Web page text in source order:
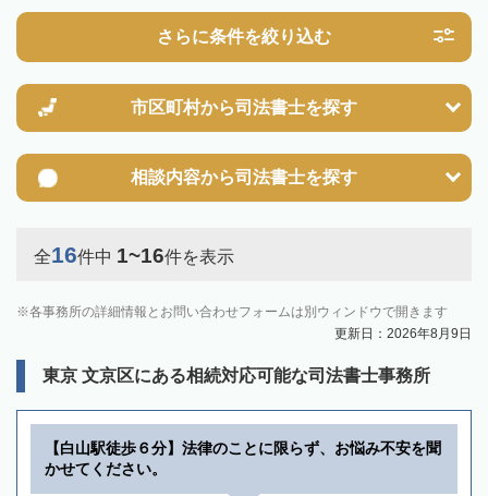
さらに条件を絞り込む
市区町村から司法書士を探す
相談内容から司法書士を探す
全16件中 1~16件を表示
各事務所の詳細情報とお問い合わせフォームは別ウィンドウで開きます
更新日：2026年8月9日
東京 文京区にある相続対応可能な司法書士事務所
【白山駅徒歩６分】法律のことに限らず、お悩み不安を聞
かせてください。